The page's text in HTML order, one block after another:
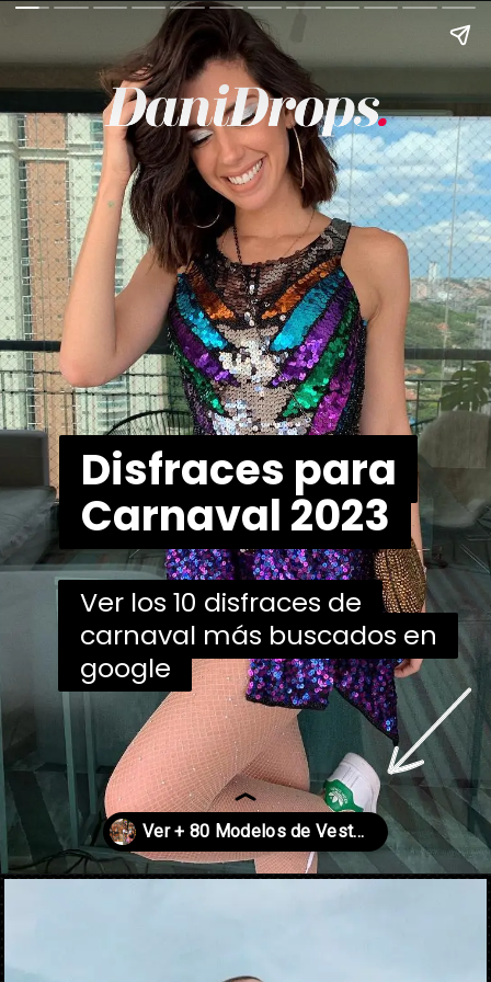
Disfraces para
Carnaval 2023
Disfraces para
Carnaval 2023
Ver los 10 disfraces de
carnaval más buscados en
google
Ver los 10 disfraces de
carnaval más buscados en
google